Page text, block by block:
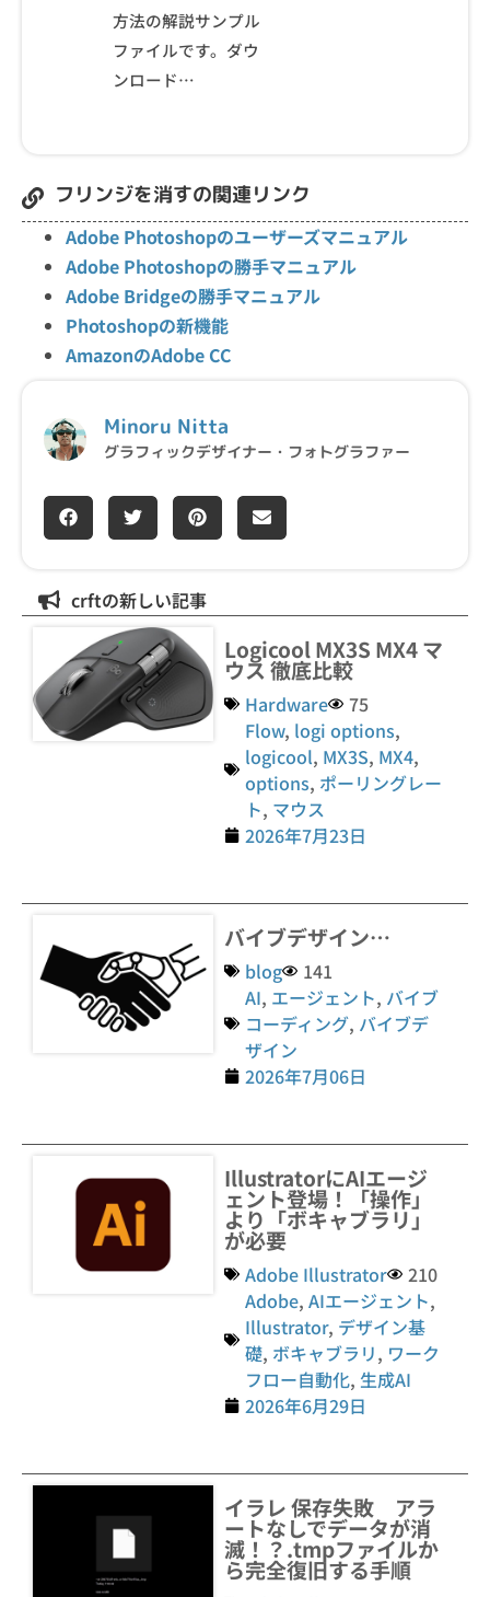
方法の解説サンプル
ファイルです。ダウ
ンロード…
フリンジを消すの関連リンク
Adobe Photoshopのユーザーズマニュアル
Adobe Photoshopの勝手マニュアル
Adobe Bridgeの勝手マニュアル
Photoshopの新機能
AmazonのAdobe CC
Minoru Nitta
グラフィックデザイナー・フォトグラファー
crftの新しい記事
Logicool MX3S MX4 マ
ウス 徹底比較
Hardware
75
Flow, logi options,
logicool, MX3S, MX4,
options, ポーリングレー
ト, マウス
2026年7月23日
バイブデザイン…
blog
141
AI, エージェント, バイブ
コーディング, バイブデ
ザイン
2026年7月06日
IllustratorにAIエージ
ェント登場！「操作」
より「ボキャブラリ」
が必要
Adobe Illustrator
210
Adobe,AIエージェント,
Illustrator, デザイン基
礎, ボキャブラリ, ワーク
フロー自動化, 生成AI
2026年6月29日
イラレ 保存失敗 アラ
ートなしでデータが消
滅！？.tmpファイルか
ら完全復旧する手順